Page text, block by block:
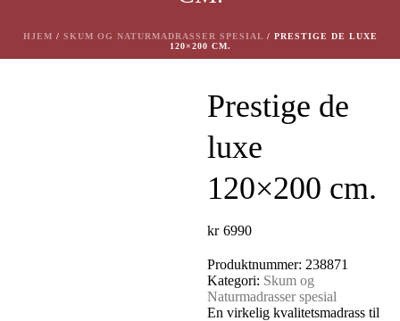
HJEM / SKUM OG NATURMADRASSER SPESIAL / PRESTIGE DE LUXE
120×200 CM.
Prestige de
luxe
120×200 cm.
kr 6990
Produktnummer: 238871
Kategori: Skum og
Naturmadrasser spesial
En virkelig kvalitetsmadrass til